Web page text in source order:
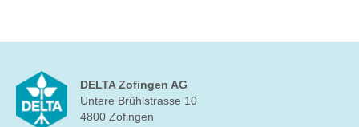
DELTA Zofingen AG
Untere Brühlstrasse 10
4800 Zofingen